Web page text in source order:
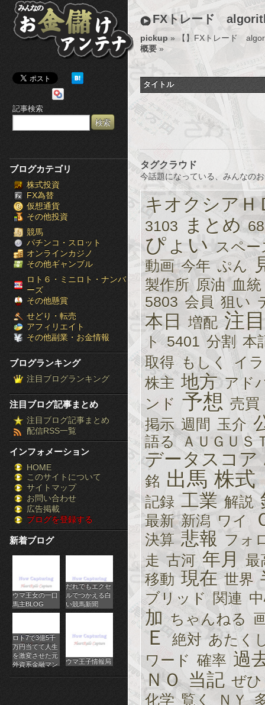
み
ん
な
の
お
金
儲
け
ア
ン
テ
ナ
［ブ
ロ
グ
ラ
ン
キ
ン
グ］-
株
FX
競
馬
パ
チ
ス
ロ
オ
ン
ラ
記事検索
ブログカテゴリ
株式投資
FX為替
仮想通貨
その他投資
競馬
パチンコ・スロット
オンラインカジノ
その他ギャンブル
ロト６・ミニロト・ナンバ
ーズ
その他懸賞
せどり・転売
アフィリエイト
その他副業・お金情報
ブログランキング
注目ブログランキング
注目ブログ記事まとめ
注目ブログ記事まとめ
配信RSS一覧
インフォメーション
HOME
このサイトについて
サイトマップ
お問い合わせ
広告掲載
ブログを登録する
新着ブログ
ウマ王女の一口
馬主BLOG
だれでもエクセ
ルでつかえる白
い競馬新聞
ロト7で3億5千
万円当てて人生
を激変させた元
外資系金融マン
ウマ王子情報局
FXトレード
pickup » 【 】FXトレード
概要»
タイトル
タグクラウド
今話題になっている、みんなの
キオクシアＨ
3103 まとめ
ぴょい スペー
動画 今年 ぷん
製作所 原油 血統
5803 会員 狙い
本日 増配 注目
ト 5401 分割 本
取得 もしく イ
株主 地方 アド
ンド 予想 売買
掲示 週間 玉介
語る ＡＵＧＵＳ
データスコア
銘 出馬 株式
記録 工業 解説
最新 新潟 ワイ
決算 悲報 フォ
走 古河 年月
最
移動 現在 世界
ブリッド 関連
加 ちゃんねる
Ｅ 絶対 あたく
ワード 確率 過
ＮＯ 当記 ぜひ
化学 覧く ＮＹ